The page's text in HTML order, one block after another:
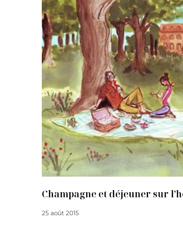
Champagne et déjeuner sur
25 août 2015